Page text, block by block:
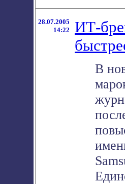
28.07.2005
14:22
ИТ-
В